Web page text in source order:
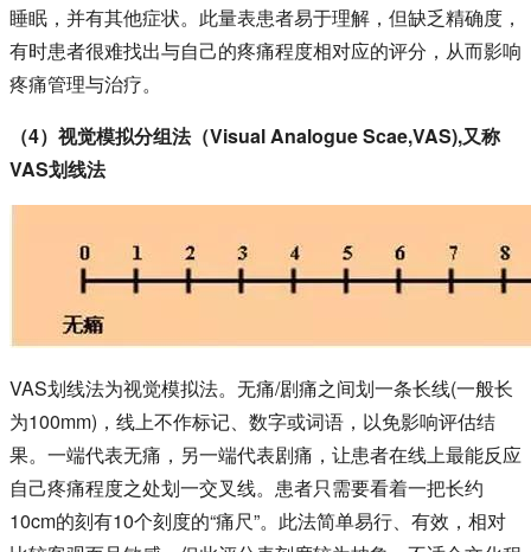
睡眠，并有其他症状。此量表患者易于理解，但缺乏精确度，
有时患者很难找出与自己的疼痛程度相对应的评分，从而影响
疼痛管理与治疗。
（4）视觉模拟分组法（Visual Analogue Scae,VAS),又称
VAS划线法
VAS划线法为视觉模拟法。无痛/剧痛之间划一条长线(一般长
为100mm)，线上不作标记、数字或词语，以免影响评估结
果。一端代表无痛，另一端代表剧痛，让患者在线上最能反应
自己疼痛程度之处划一交叉线。患者只需要看着一把长约
10cm的刻有10个刻度的“痛尺”。此法简单易行、有效，相对